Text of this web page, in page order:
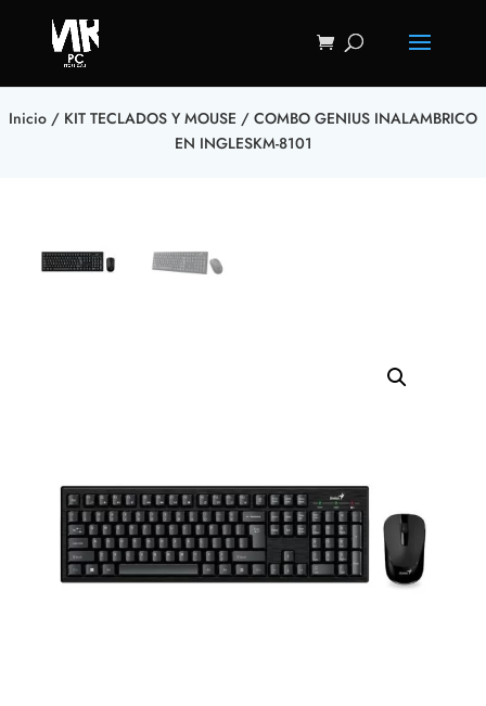
Inicio / KIT TECLADOS Y MOUSE / COMBO GENIUS INALAMBRICO
EN INGLESKM-8101